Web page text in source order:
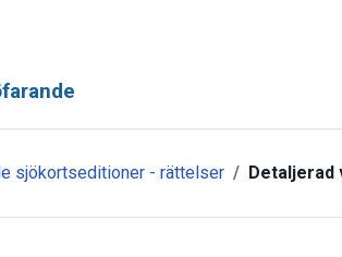
sjökortseditioner - rättelser Detaljerad